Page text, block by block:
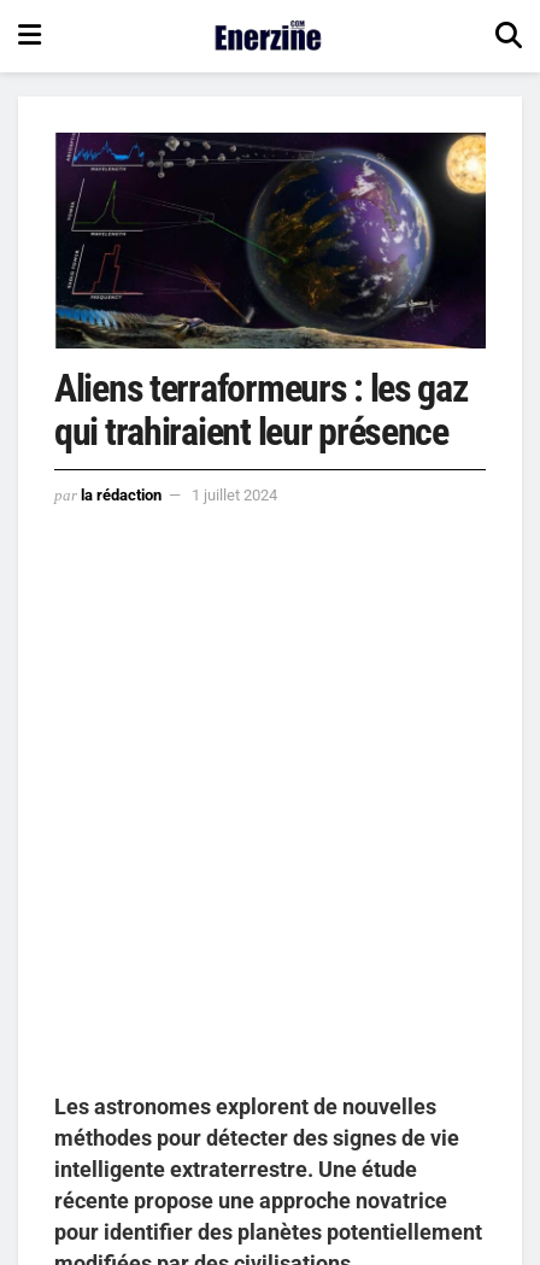
Aliens terraformeurs : les gaz
qui trahiraient leur présence
par la rédaction 1 juillet 2024
Les astronomes explorent de nouvelles
méthodes pour détecter des signes de vie
intelligente extraterrestre. Une étude
récente propose une approche novatrice
pour identifier des planètes potentiellement